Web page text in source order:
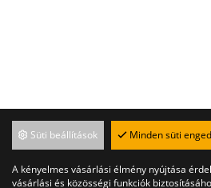
Süti beállítások Minden süti
A kényelmes vásárlási élmény nyújtása
vásárlási és közösségi funkciók